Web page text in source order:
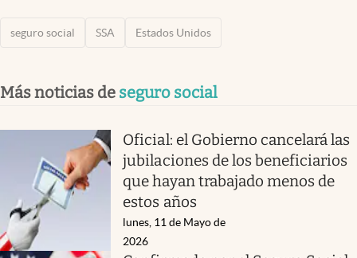
seguro social SSA Estados Unidos
Más noticias de seguro social
Oficial: el Gobierno cancelará las
jubilaciones de los beneficiarios
que hayan trabajado menos de
estos años
lunes, 11 de Mayo de
2026